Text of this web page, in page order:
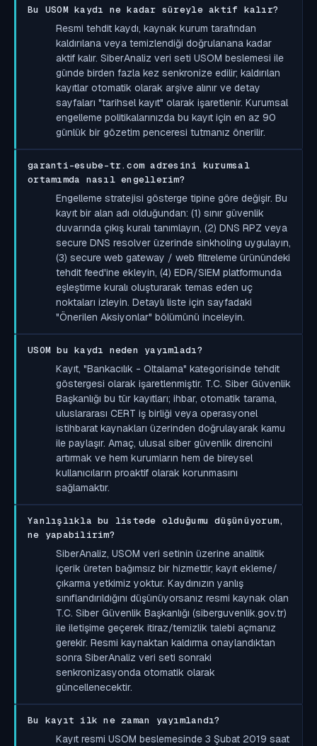
Bu USOM kaydı ne kadar süreyle aktif kalır?
Resmi tehdit kaydı, kaynak kurum tarafından
kaldırılana veya temizlendiği doğrulanana kadar
aktif kalır. SiberAnaliz veri seti USOM beslemesi ile
günde birden fazla kez senkronize edilir; kaldırılan
kayıtlar otomatik olarak arşive alınır ve detay
sayfaları "tarihsel kayıt" olarak işaretlenir. Kurumsal
engelleme politikalarınızda bu kayıt için en az 90
günlük bir gözetim penceresi tutmanız önerilir.
garanti-esube-tr.com adresini kurumsal
ortamımda nasıl engellerim?
Engelleme stratejisi gösterge tipine göre değişir. Bu
kayıt bir alan adı olduğundan: (1) sınır güvenlik
duvarında çıkış kuralı tanımlayın, (2) DNS RPZ veya
secure DNS resolver üzerinde sinkholing uygulayın,
(3) secure web gateway / web filtreleme ürünündeki
tehdit feed'ine ekleyin, (4) EDR/SIEM platformunda
eşleştirme kuralı oluşturarak temas eden uç
noktaları izleyin. Detaylı liste için sayfadaki
"Önerilen Aksiyonlar" bölümünü inceleyin.
USOM bu kaydı neden yayımladı?
Kayıt, "Bankacılık - Oltalama" kategorisinde tehdit
göstergesi olarak işaretlenmiştir. T.C. Siber Güvenlik
Başkanlığı bu tür kayıtları; ihbar, otomatik tarama,
uluslararası CERT iş birliği veya operasyonel
istihbarat kaynakları üzerinden doğrulayarak kamu
ile paylaşır. Amaç, ulusal siber güvenlik direncini
artırmak ve hem kurumların hem de bireysel
kullanıcıların proaktif olarak korunmasını
sağlamaktır.
Yanlışlıkla bu listede olduğumu düşünüyorum,
ne yapabilirim?
SiberAnaliz, USOM veri setinin üzerine analitik
içerik üreten bağımsız bir hizmettir; kayıt ekleme/
çıkarma yetkimiz yoktur. Kaydınızın yanlış
sınıflandırıldığını düşünüyorsanız resmi kaynak olan
T.C. Siber Güvenlik Başkanlığı (siberguvenlik.gov.tr)
ile iletişime geçerek itiraz/temizlik talebi açmanız
gerekir. Resmi kaynaktan kaldırma onaylandıktan
sonra SiberAnaliz veri seti sonraki
senkronizasyonda otomatik olarak
güncellenecektir.
Bu kayıt ilk ne zaman yayımlandı?
Kayıt resmi USOM beslemesinde 3 Şubat 2019 saat